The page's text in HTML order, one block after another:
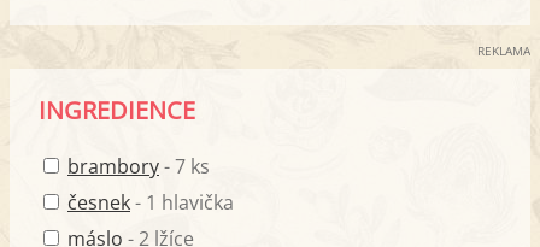
REKLAMA
INGREDIENCE
brambory- 7 ks
česnek- 1 hlavička
máslo - 2 lžíce